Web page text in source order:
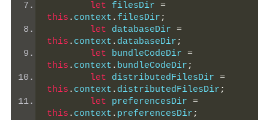
let filesDir =
this . context . filesDir ;
let databaseDir =
this . context . databaseDir ;
let bundleCodeDir =
this . context . bundleCodeDir ;
let distributedFilesDir =
this . context . distributedFilesDir ;
let preferencesDir =
this . context . preferencesDir ;